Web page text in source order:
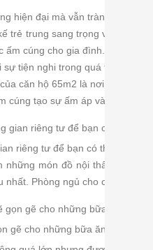
hiện đại mà vẫn tràn ngập vẻ
trẻ trung sang trọng và hiện
ấm cúng cho gia đình. Các vật
sự tiện nghi trong quá trình sử
căn hộ 65m2 là nơi bạn có
cúng tạo sự ấm áp và gắn kết
riêng tư để bạn có thể thư
những món đồ nội thất cơ
nhất. Phòng ngủ cho con được
gẽ cho những bữa ăn ngon hơn